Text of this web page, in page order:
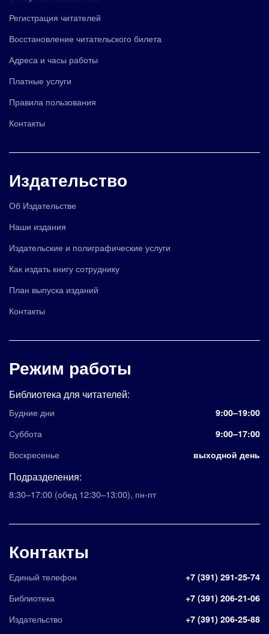
Регистрация читателей
Восстановление читательского билета
Адреса и часы работы
Платные услуги
Правила пользования
Контакты
Издательство
Об Издательстве
Наши издания
Издательские и полиграфические услуги
Как издать книгу сотруднику
План выпуска изданий
Контакты
Режим работы
Библиотека для читателей:
Будние дни 9:00–19:00
Суббота 9:00–17:00
Воскресенье выходной день
Подразделения:
8:30–17:00 (обед 12:30–13:00), пн-пт
Контакты
Единый телефон +7 (391) 291-25-74
Библиотека +7 (391) 206-21-06
Издательство +7 (391) 206-25-88